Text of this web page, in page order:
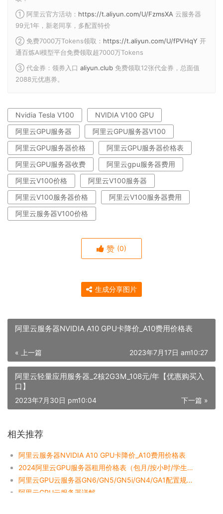
① 阿里云官方活动： https://t.aliyun.com/U/FzmsXA 云服务器
99元1年，新老同享，多配置特价
② 免费7000万Tokens领取： https://t.aliyun.com/U/fPVHqY 开
通百炼AI模型平台免费领取超7000万Tokens
③ 代金券：领券入口 aliyun.club 免费领取12张代金券，总面值
2088元优惠券。
Nvidia Tesla V100
NVIDIA V100 GPU
阿里云GPU服务器
阿里云GPU服务器V100
阿里云GPU服务器价格
阿里云GPU服务器价格表
阿里云GPU服务器收费
阿里云gpu服务器费用
阿里云V100价格
阿里云V100服务器
阿里云V100服务器价格
阿里云V100服务器费用
阿里云服务器V100价格
赞 (0)
生成分享图片
阿里云服务器NVIDIA A10 GPU卡降价_A10费用价格表
« 上一篇 2023年7月17日 am10:27
阿里云轻量应用服务器_2核2G3M_108元/年【优惠购买入
口】
下一篇 »
2023年7月30日 pm10:04
相关推荐
阿里云服务器NVIDIA A10 GPU卡降价_A10费用价格表
2024阿里云GPU服务器租用价格表（包月/按小时/学生价）
阿里云GPU云服务器GN6/GN5/GN5i/GN4/GA1配置规格对比说明
阿里云GPU云服务器详解